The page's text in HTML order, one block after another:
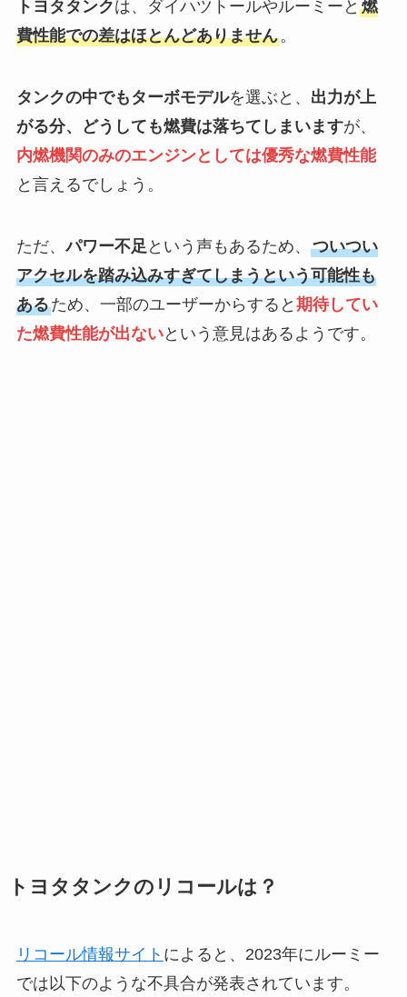
トヨタタンクは、ダイハツトールやルーミーと 燃
費性能での差はほとんどありません。
タンクの中でもターボモデルを選ぶと、 出力が上
がる分、どうしても燃費は落ちてしまいますが、
内燃機関のみのエンジンとしては優秀な燃費性能
と言えるでしょう。
ただ、パワー不足 という声もあるため、 ついつい
アクセルを踏み込みすぎてしまうという可能性も
あるため、一部のユーザーからすると 期待してい
た燃費性能が出ないという意見はあるようです。
トヨタタンクのリコールは？
リコール情報サイト によると、2023年にルーミー
では以下のような不具合が発表されています。